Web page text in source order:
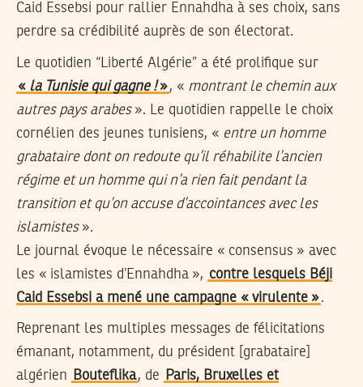
Caid Essebsi pour rallier Ennahdha à ses choix, sans
perdre sa crédibilité auprès de son électorat.
Le quotidien “Liberté Algérie” a été prolifique sur
« la Tunisie qui gagne !», « montrant le chemin aux
autres pays arabes». Le quotidien rappelle le choix
cornélien des jeunes tunisiens, « entre un homme
grabataire dont on redoute qu’il réhabilite l’ancien
régime et un homme qui n’a rien fait pendant la
transition et qu’on accuse d’accointances avec les
islamistes».
Le journal évoque le nécessaire « consensus » avec
les « islamistes d’Ennahdha », contre lesquels Béji
Caid Essebsi a mené une campagne « virulente ».
Reprenant les multiples messages de félicitations
émanant, notamment, du président [grabataire]
algérien
Bouteflika, de
Paris, Bruxelles et